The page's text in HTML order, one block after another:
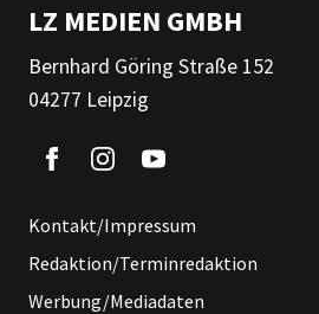
LZ MEDIEN GMBH
Bernhard Göring Straße 152
04277 Leipzig
Kontakt/Impressum
Redaktion/Terminredaktion
Werbung/Mediadaten